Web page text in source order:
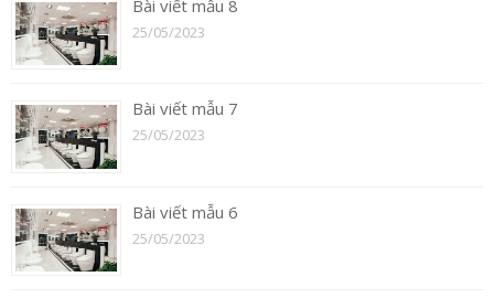
Bài viết mẫu 8
25/05/2023
Bài viết mẫu 7
25/05/2023
Bài viết mẫu 6
25/05/2023